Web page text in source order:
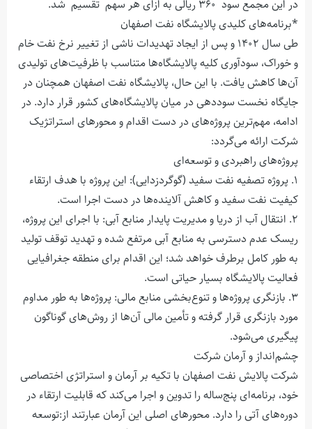
در این مجمع سود ۳۶۰ ریالی به ازای هر سهم تقسیم شد.
*برنامه‌های کلیدی پالایشگاه نفت اصفهان
طی سال ۱۴۰۲ و پس از ایجاد تهدیدات ناشی از تغییر نرخ نفت خام
و خوراک، سودآوری کلیه پالایشگاه‌ها متناسب با ظرفیت‌های تولیدی
آن‌ها کاهش یافت. با این حال، پالایشگاه نفت اصفهان همچنان در
جایگاه نخست سوددهی در میان پالایشگاه‌های کشور قرار دارد. در
ادامه، مهم‌ترین پروژه‌های در دست اقدام و محورهای استراتژیک
شرکت ارائه می‌گردد:
پروژه‌های راهبردی و توسعه‌ای
۱. پروژه تصفیه نفت سفید (گوگردزدایی): این پروژه با هدف ارتقاء
کیفیت نفت سفید و کاهش آلاینده‌ها در دست اجرا است.
۲. انتقال آب از دریا و مدیریت پایدار منابع آبی: با اجرای این پروژه،
ریسک عدم دسترسی به منابع آبی مرتفع شده و تهدید توقف تولید
به طور کامل برطرف خواهد شد؛ این اقدام برای منطقه جغرافیایی
فعالیت پالایشگاه بسیار حیاتی است.
۳. بازنگری پروژه‌ها و تنوع‌بخشی منابع مالی: پروژه‌ها به طور مداوم
مورد بازنگری قرار گرفته و تأمین مالی آن‌ها از روش‌های گوناگون
پیگیری می‌شود.
چشم‌انداز و آرمان شرکت
شرکت پالایش نفت اصفهان با تکیه بر آرمان و استراتژی اختصاصی
خود، برنامه‌ای پنج‌ساله را تدوین و اجرا می‌کند که قابلیت ارتقاء در
دوره‌های آتی را دارد. محورهای اصلی این آرمان عبارتند از:توسعه